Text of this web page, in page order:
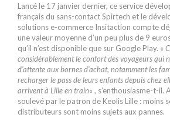
Lancé le 17 janvier dernier, ce service
français du sans-contact Spirtech et le
solutions e-commerce Insitaction compte
une valeur moyenne d’un peu plus de 9
qu’il n’est disponible que sur Google Play. «
considérablement le confort des voyageurs qui
d’attente aux bornes d’achat, notamment les
recharger le pass de leurs enfants depuis chez
arrivent à Lille en train« , s’enthousiasme-t-il.
soulevé par le patron de Keolis Lille : moins
distributeurs sont moins sujets aux pannes.